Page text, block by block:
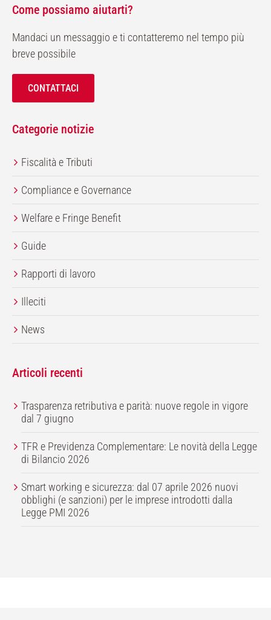
Come possiamo aiutarti?
Mandaci un messaggio e ti contatteremo nel tempo più
breve possibile
CONTATTACI
Categorie notizie
Fiscalità e Tributi
Compliance e Governance
Welfare e Fringe Benefit
Guide
Rapporti di lavoro
Illeciti
News
Articoli recenti
Trasparenza retributiva e parità: nuove regole in vigore
dal 7 giugno
TFR e Previdenza Complementare: Le novità della Legge
di Bilancio 2026
Smart working e sicurezza: dal 07 aprile 2026 nuovi
obblighi (e sanzioni) per le imprese introdotti dalla
Legge PMI 2026